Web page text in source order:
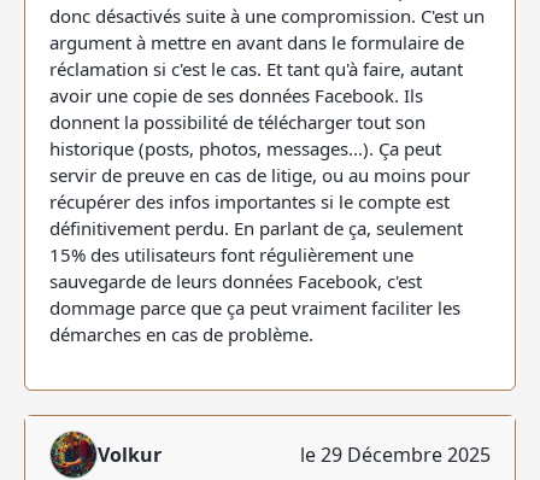
donc désactivés suite à une compromission. C'est un
argument à mettre en avant dans le formulaire de
réclamation si c'est le cas. Et tant qu'à faire, autant
avoir une copie de ses données Facebook. Ils
donnent la possibilité de télécharger tout son
historique (posts, photos, messages...). Ça peut
servir de preuve en cas de litige, ou au moins pour
récupérer des infos importantes si le compte est
définitivement perdu. En parlant de ça, seulement
15% des utilisateurs font régulièrement une
sauvegarde de leurs données Facebook, c'est
dommage parce que ça peut vraiment faciliter les
démarches en cas de problème.
Volkur le 29 Décembre 2025